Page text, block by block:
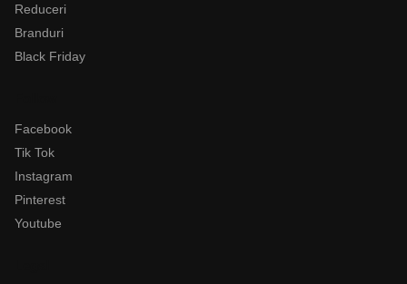
Reduceri
Branduri
Black Friday
Facebook
Tik Tok
Instagram
Pinterest
Youtube